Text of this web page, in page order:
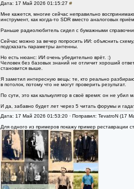
Дата: 17 Май 2026 01:15:27 #
Мне кажется, многие сейчас неправильно
инструмент, как когда-то SDR вместо аналоговых
Раньше радиолюбитель сидел с бумажными
Сейчас можно за вечер попросить ИИ: объяснить
подсказать параметры антенны.
Но есть нюанс: ИИ очень убедительно врёт. :)
Человек без базовых знаний не отличит хороший
становится выше.
Я заметил интересную вещь: те, кто реально
в потолок, потому что не могут проверить результат.
По сути, это как калькулятор в своё время: он не
И да, забавно будет лет через 5 читать форумы и
Дата: 17 Май 2026 01:53:20 · Поправил: TevatroN (17
Для одного из примеров покажу пример реставрации